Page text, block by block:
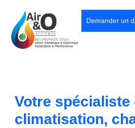
Demander un
Votre spécialiste
climatisation,